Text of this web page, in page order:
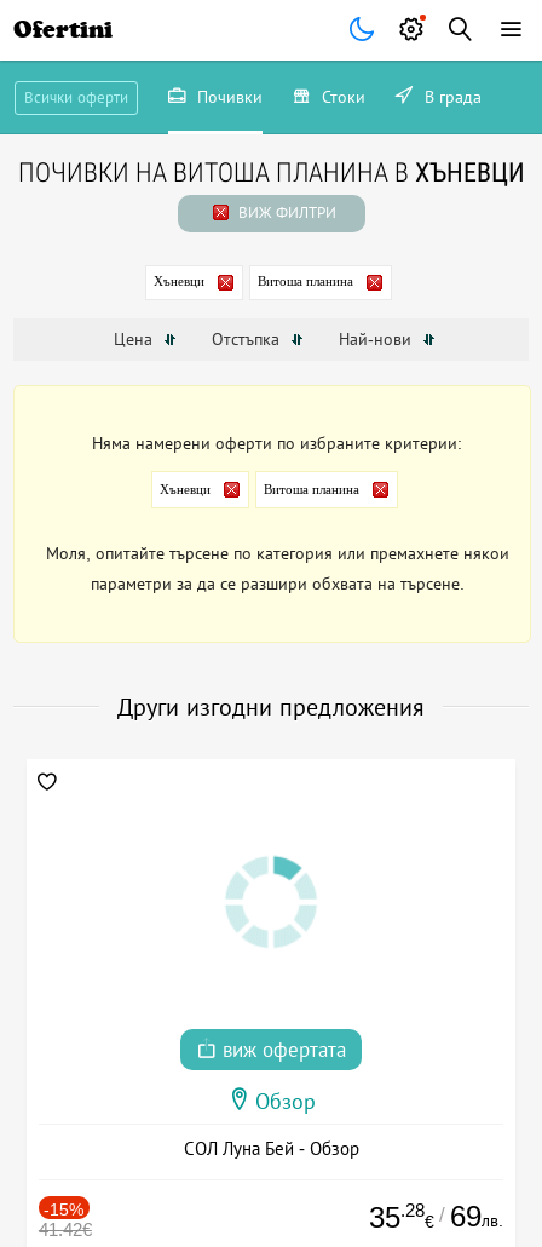
Ofertini
Всички оферти Почивки Стоки В града
ПОЧИВКИ НА ВИТОША ПЛАНИНА В ХЪНЕВЦИ
ВИЖ ФИЛТРИ
Хъневци Витоша планина
Цена Отстъпка Най-нови
Няма намерени оферти по избраните критерии:
Хъневци Витоша планина
Моля, опитайте търсене по категория или премахнете някои
параметри за да се разшири обхвата на търсене.
Други изгодни предложения
виж офертата
Обзор
СОЛ Луна Бей - Обзор
-15%
41.42€ 35.28
€ / 69лв.